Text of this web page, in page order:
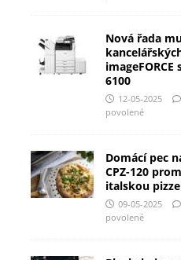
Nová řada
imageFORCE
6100
12-05-2025
povolené
Domácí pec
CPZ-120
italskou
09-05-2025
povolené